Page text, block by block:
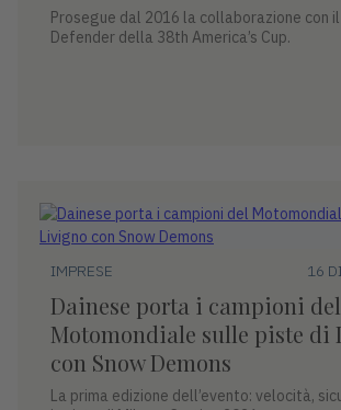
Prosegue dal 2016 la collaborazione con
Defender della 38th America’s Cup.
IMPRESE 16
Dainese porta i campioni del
Motomondiale sulle piste di
con Snow Demons
La prima edizione dell’evento: velocità,